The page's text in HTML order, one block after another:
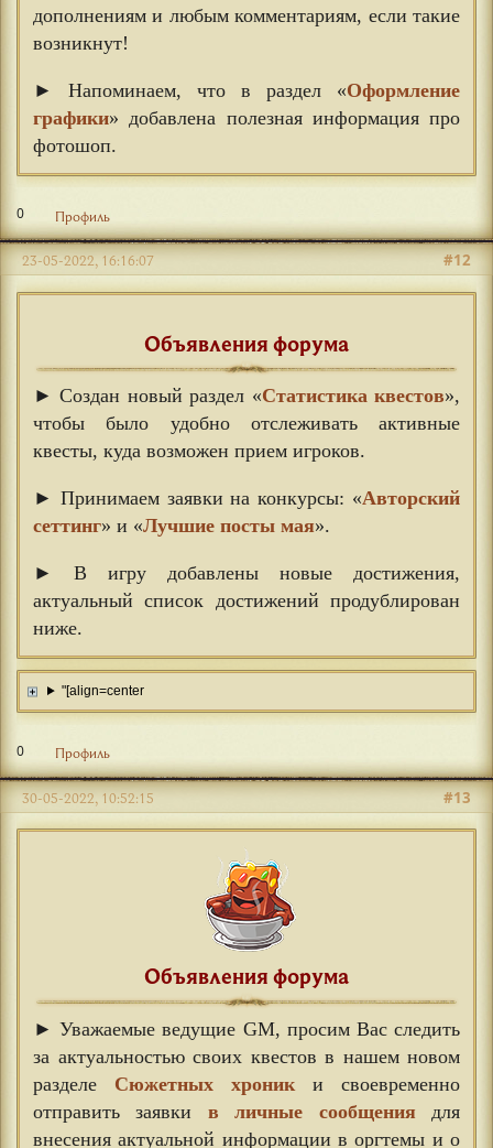
дополнениям и любым комментариям, если такие
возникнут!
► Напоминаем, что в раздел «Оформление
графики» добавлена полезная информация про
фотошоп.
0 Профиль
#12
23-05-2022, 16:16:07
Объявления форума
► Создан новый раздел «Статистика квестов»,
чтобы было удобно отслеживать активные
квесты, куда возможен прием игроков.
► Принимаем заявки на конкурсы: «Авторский
сеттинг» и «Лучшие посты мая».
► В игру добавлены новые достижения,
актуальный список достижений продублирован
ниже.
"[align=center
0 Профиль
#13
30-05-2022, 10:52:15
Объявления форума
► Уважаемые ведущие GM, просим Вас следить
за актуальностью своих квестов в нашем новом
разделе Сюжетных хроник и своевременно
отправить заявки в личные сообщениядля
внесения актуальной информации в оргтемы и о